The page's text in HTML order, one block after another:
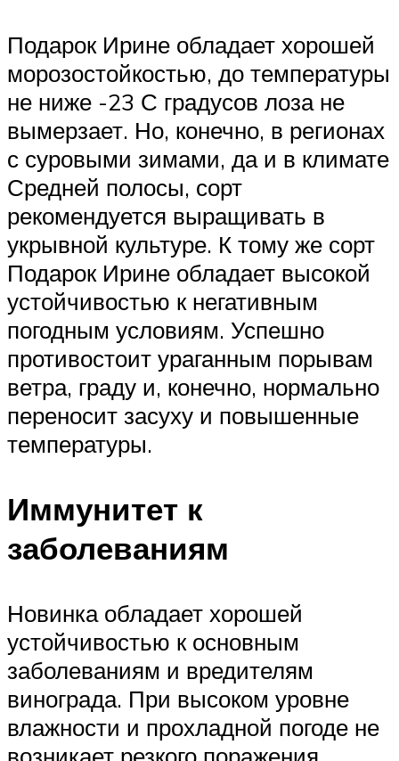
Подарок Ирине обладает хорошей
морозостойкостью, до температуры
не ниже -23 С градусов лоза не
вымерзает. Но, конечно, в регионах
с суровыми зимами, да и в климате
Средней полосы, сорт
рекомендуется выращивать в
укрывной культуре. К тому же сорт
Подарок Ирине обладает высокой
устойчивостью к негативным
погодным условиям. Успешно
противостоит ураганным порывам
ветра, граду и, конечно, нормально
переносит засуху и повышенные
температуры.
Иммунитет к
заболеваниям
Новинка обладает хорошей
устойчивостью к основным
заболеваниям и вредителям
винограда. При высоком уровне
влажности и прохладной погоде не